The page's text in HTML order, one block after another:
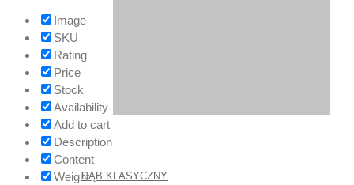
DĄB KLASYCZNY
Image
SKU
Rating
Price
Stock
Availability
Add to cart
Description
Content
Weight